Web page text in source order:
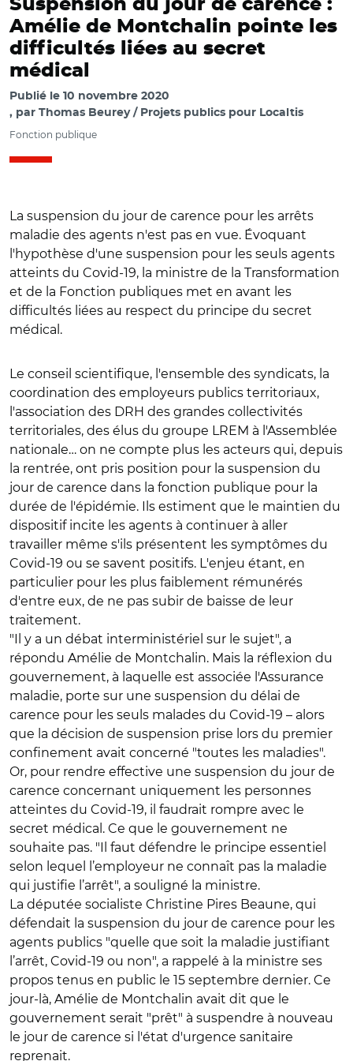
Suspension du jour de carence :
Amélie de Montchalin pointe les
difficultés liées au secret
médical
Publié le 10 novembre 2020
par Thomas Beurey / Projets publics pour Localtis
Fonction publique
La suspension du jour de carence pour les arrêts
maladie des agents n'est pas en vue. Évoquant
l'hypothèse d'une suspension pour les seuls agents
atteints du Covid-19, la ministre de la Transformation
et de la Fonction publiques met en avant les
difficultés liées au respect du principe du secret
médical.
Le conseil scientifique, l'ensemble des syndicats, la
coordination des employeurs publics territoriaux,
l'association des DRH des grandes collectivités
territoriales, des élus du groupe LREM à l'Assemblée
nationale… on ne compte plus les acteurs qui, depuis
la rentrée, ont pris position pour la suspension du
jour de carence dans la fonction publique pour la
durée de l'épidémie. Ils estiment que le maintien du
dispositif incite les agents à continuer à aller
travailler même s'ils présentent les symptômes du
Covid-19 ou se savent positifs. L'enjeu étant, en
particulier pour les plus faiblement rémunérés
d'entre eux, de ne pas subir de baisse de leur
traitement.
"Il y a un débat interministériel sur le sujet", a
répondu Amélie de Montchalin. Mais la réflexion du
gouvernement, à laquelle est associée l'Assurance
maladie, porte sur une suspension du délai de
carence pour les seuls malades du Covid-19 – alors
que la décision de suspension prise lors du premier
confinement avait concerné "toutes les maladies".
Or, pour rendre effective une suspension du jour de
carence concernant uniquement les personnes
atteintes du Covid-19, il faudrait rompre avec le
secret médical. Ce que le gouvernement ne
souhaite pas. "Il faut défendre le principe essentiel
selon lequel l’employeur ne connaît pas la maladie
qui justifie l’arrêt", a souligné la ministre.
La députée socialiste Christine Pires Beaune, qui
défendait la suspension du jour de carence pour les
agents publics "quelle que soit la maladie justifiant
l’arrêt, Covid-19 ou non", a rappelé à la ministre ses
propos tenus en public le 15 septembre dernier. Ce
jour-là, Amélie de Montchalin avait dit que le
gouvernement serait "prêt" à suspendre à nouveau
le jour de carence si l'état d'urgence sanitaire
reprenait.